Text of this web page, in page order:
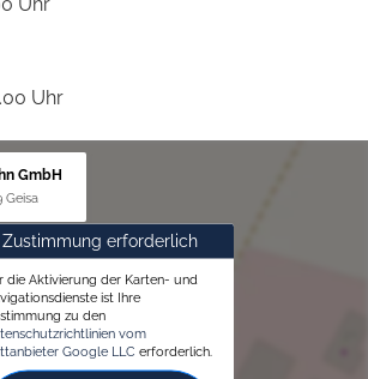
Uhr
GmbH
Geisa
Zustimmung erforderlich
die Aktivierung der Karten- und
ist Ihre
zu den
vom
Google LLC erforderlich.